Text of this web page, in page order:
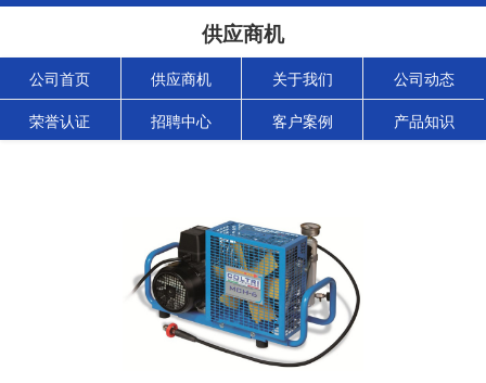
供应商机
公司首页 供应商机 关于我们 公司动态
荣誉认证 招聘中心 客户案例 产品知识